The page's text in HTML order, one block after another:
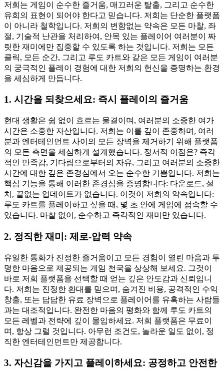
저희는 게임이 순수한 즐거움, 매끄러운 탈출, 그리고 순수한
유희의 표현이 되어야 한다고 믿습니다. 저희는 단순한 플랫폼
이 아니라 철학입니다. 저희의 변함없는 약속은 모든 마찰, 좌
절, 기술적 난관을 처리하여, 안목 있는 플레이어 여러분이 짜
릿한 재미에만 집중할 수 있도록 하는 것입니다. 저희는 모든
클릭, 모든 순간, 그리고 루도 카트와 같은 모든 게임이 여러분
의 궁극적인 플레이 경험에 대한 저희의 헌신을 증명하는 환경
을 세심하게 만듭니다.
1. 시간을 되찾으세요: 즉시 플레이의 즐거움
현대 생활은 쉼 없이 흐르는 물결이며, 여러분의 소중한 여가
시간은 소중한 자산입니다. 저희는 이를 깊이 존중하며, 여러
분과 엔터테인먼트 사이의 모든 장벽을 제거하기 위해 플랫폼
의 모든 측면을 세심하게 설계했습니다. 정서적 이점은? 즉각
적인 만족감, 기다림으로부터의 자유, 그리고 여러분의 소중한
시간에 대한 깊은 존경심에서 오는 순수한 기쁨입니다. 저희는
핵심 기능을 통해 이러한 존경심을 증명합니다: 다운로드, 설
치, 끝없는 업데이트가 없습니다. 이것이 저희의 약속입니다:
루도 카트를 플레이하고 싶을 때, 몇 초 안에 게임에 접속할 수
있습니다. 마찰 없이, 순수하고 즉각적인 재미만 있습니다.
2. 정직한 재미: 제로-압력 약속
유일한 통화가 진정한 즐거움이고 모든 경험이 열린 마음과 투
명한 마음으로 제공되는 게임 천국을 상상해 보세요. 그것이
바로 저희 플랫폼을 선택할 때 얻는 깊은 안도감과 신뢰입니
다. 저희는 진정한 환대를 믿으며, 숨겨진 비용, 공격적인 수익
창출, 또는 답답한 유료 장벽으로 플레이어를 유혹하는 사람들
과는 대조적입니다. 완전한 마음의 평화와 함께 루도 카트의
모든 레벨과 전략에 깊이 몰입하세요. 저희 플랫폼은 무료이
며, 항상 그럴 것입니다. 아무런 조건도, 놀라운 일도 없이, 정
직한 엔터테인먼트만 제공합니다.
3. 자신감을 가지고 플레이하세요: 공정하고 안전한